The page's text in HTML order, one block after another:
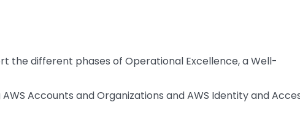
the different phases of Operational Excellence, a Well-
Accounts and Organizations and AWS Identity and